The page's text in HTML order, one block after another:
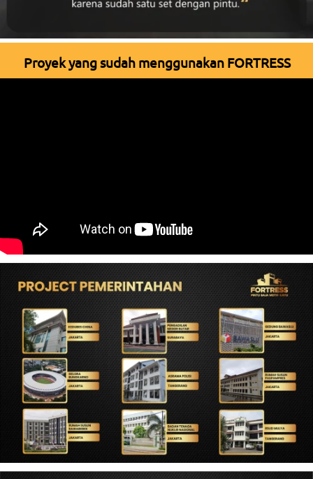
Proyek yang sudah menggunakan FORTRESS